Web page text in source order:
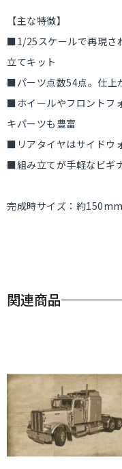
【主な特徴】
■1/25スケールで再現さ
立てキット
■パーツ点数54点。仕上
■ホイールやフロントフ
キパーツも豊富
■リアタイヤはサイドウ
■組み立てが手軽なビギ
完成時サイズ：約150mm
関連商品